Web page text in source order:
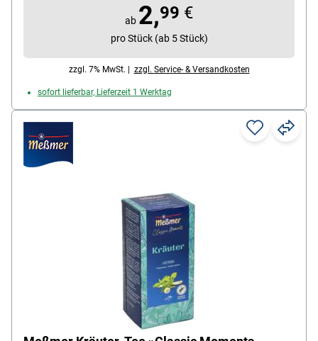
Teesorte: Kräutertee
Ziehzeit: 8-10 min
ab 2,99 €
pro Stück (ab 5 Stück)
zzgl. 7% MwSt. | zzgl. Service- & Versandkosten
sofort lieferbar, Lieferzeit 1 Werktag